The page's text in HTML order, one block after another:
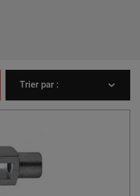
Trier par :